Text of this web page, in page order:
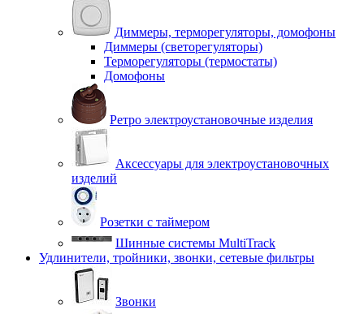
Диммеры, терморегуляторы, домофоны
Диммеры (светорегуляторы)
Терморегуляторы (термостаты)
Домофоны
Ретро электроустановочные изделия
Аксессуары для электроустановочных
изделий
Розетки с таймером
Шинные системы MultiTrack
Удлинители, тройники, звонки, сетевые фильтры
Звонки